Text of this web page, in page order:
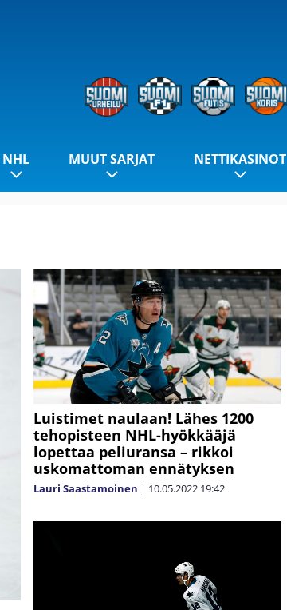
NHL MUUT SARJAT NETTIKASINOT
Luistimet naulaan! Lähes 1200
tehopisteen NHL-hyökkääjä
lopettaa peliuransa – rikkoi
uskomattoman ennätyksen
Lauri Saastamoinen | 10.05.2022 19:42